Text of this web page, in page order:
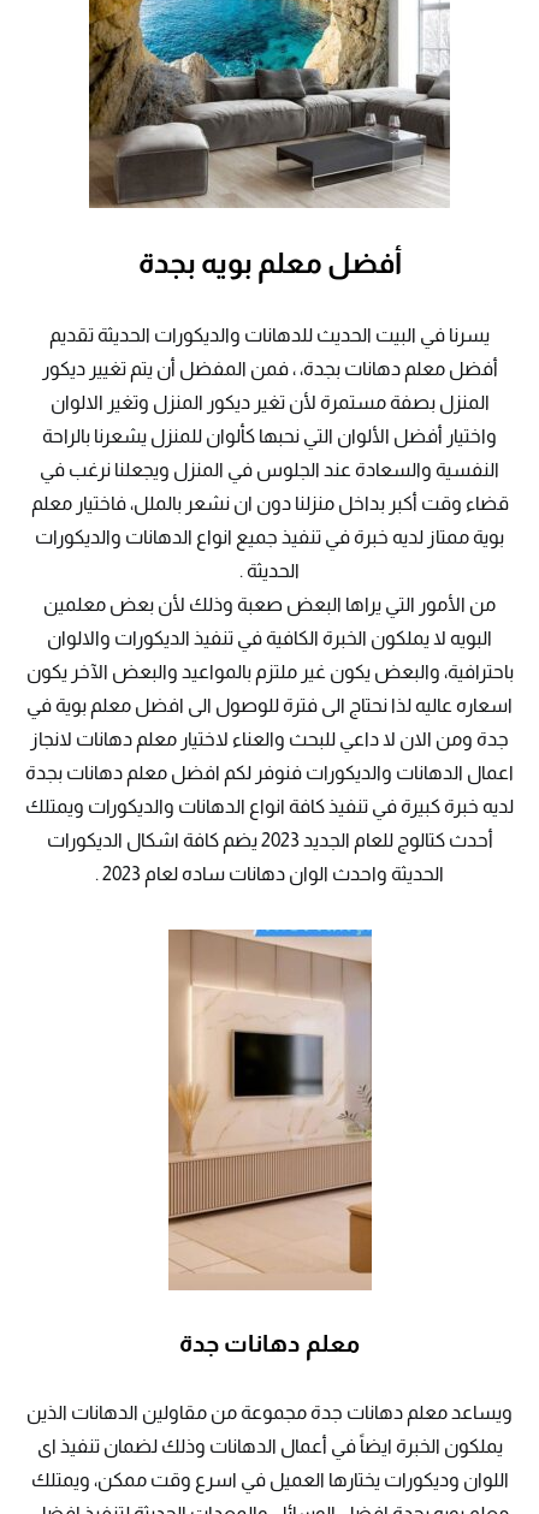
أفضل معلم بويه بجدة
يسرنا في البيت الحديث للدهانات والديكورات الحديثة تقديم
أفضل معلم دهانات بجدة، ، فمن المفضل أن يتم تغيير ديكور
المنزل بصفة مستمرة لأن تغير ديكور المنزل وتغير الالوان
واختيار أفضل الألوان التي نحبها كألوان للمنزل يشعرنا بالراحة
النفسية والسعادة عند الجلوس في المنزل ويجعلنا نرغب في
قضاء وقت أكبر بداخل منزلنا دون ان نشعر بالملل، فاختيار معلم
بوية ممتاز لديه خبرة في تنفيذ جميع انواع الدهانات والديكورات
الحديثة .
من الأمور التي يراها البعض صعبة وذلك لأن بعض معلمين
البويه لا يملكون الخبرة الكافية في تنفيذ الديكورات والالوان
باحترافية، والبعض يكون غير ملتزم بالمواعيد والبعض الآخر يكون
اسعاره عاليه لذا نحتاج الى فترة للوصول الى افضل معلم بوية في
جدة ومن الان لا داعي للبحث والعناء لاختيار معلم دهانات لانجاز
اعمال الدهانات والديكورات فنوفر لكم افضل معلم دهانات بجدة
لديه خبرة كبيرة في تنفيذ كافة انواع الدهانات والديكورات ويمتلك
أحدث كتالوج للعام الجديد 2023 يضم كافة اشكال الديكورات
الحديثة واحدث الوان دهانات ساده لعام 2023 .
معلم دهانات جدة
ويساعد معلم دهانات جدة مجموعة من مقاولين الدهانات الذين
يملكون الخبرة ايضاً في أعمال الدهانات وذلك لضمان تنفيذ اى
اللوان وديكورات يختارها العميل في اسرع وقت ممكن، ويمتلك